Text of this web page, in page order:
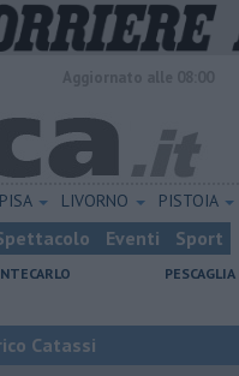
PISA LIVORNO PISTOIA
Eventi Sport
PESCAGLIA
Catassi